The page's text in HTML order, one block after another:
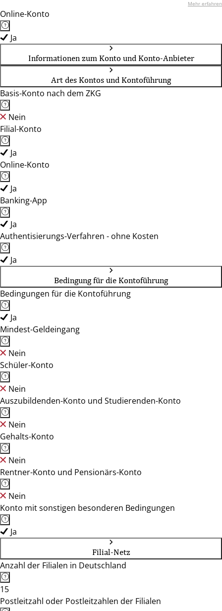
Mehr erfahren
Online-Konto
Ja
Informationen zum Konto und Konto-Anbieter
Art des Kontos und Kontoführung
Basis-Konto nach dem ZKG
Nein
Filial-Konto
Ja
Online-Konto
Ja
Banking-App
Ja
Authentisierungs-Verfahren - ohne Kosten
Ja
Bedingung für die Kontoführung
Bedingungen für die Kontoführung
Ja
Mindest-Geldeingang
Nein
Schüler-Konto
Nein
Auszubildenden-Konto und Studierenden-Konto
Nein
Gehalts-Konto
Nein
Rentner-Konto und Pensionärs-Konto
Nein
Konto mit sonstigen besonderen Bedingungen
Ja
Filial-Netz
Anzahl der Filialen in Deutschland
15
Postleitzahl oder Postleitzahlen der Filialen